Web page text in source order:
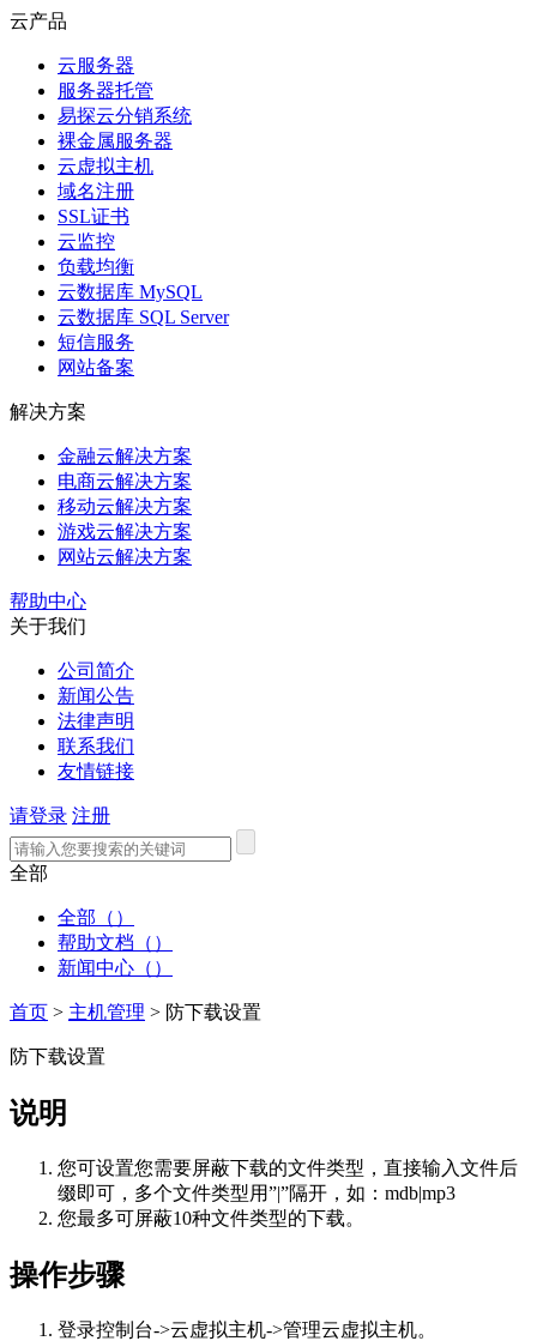
云产品
云服务器
服务器托管
易探云分销系统
裸金属服务器
云虚拟主机
域名注册
SSL证书
云监控
负载均衡
云数据库 MySQL
云数据库 SQL Server
短信服务
网站备案
解决方案
金融云解决方案
电商云解决方案
移动云解决方案
游戏云解决方案
网站云解决方案
帮助中心
关于我们
公司简介
新闻公告
法律声明
联系我们
友情链接
请登录 注册
全部
全部（）
帮助文档（）
新闻中心（）
首页 > 主机管理 > 防下载设置
防下载设置
说明
您可设置您需要屏蔽下载的文件类型，直接输入文件后
缀即可，多个文件类型用”|”隔开，如：mdb|mp3
您最多可屏蔽10种文件类型的下载。
操作步骤
登录控制台->云虚拟主机->管理云虚拟主机。